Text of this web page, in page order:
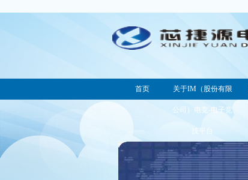
首页 关于IM（股份有限
公司）电竞-电子竞
技平台